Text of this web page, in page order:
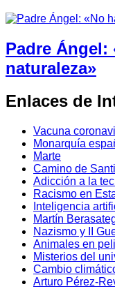
Padre Ángel:
naturaleza»
Enlaces de
Vacuna
Monarquía
Marte
Camino de
Adicción a la
Racismo en
Inteligencia
Martín
Nazismo y II
Animales en
Misterios del
Cambio
Arturo Pérez-